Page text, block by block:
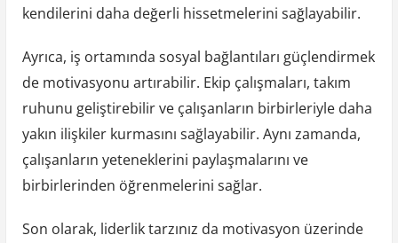
kendilerini daha değerli hissetmelerini sağlayabilir.
Ayrıca, iş ortamında sosyal bağlantıları güçlendirmek
de motivasyonu artırabilir. Ekip çalışmaları, takım
ruhunu geliştirebilir ve çalışanların birbirleriyle daha
yakın ilişkiler kurmasını sağlayabilir. Aynı zamanda,
çalışanların yeteneklerini paylaşmalarını ve
birbirlerinden öğrenmelerini sağlar.
Son olarak, liderlik tarzınız da motivasyon üzerinde